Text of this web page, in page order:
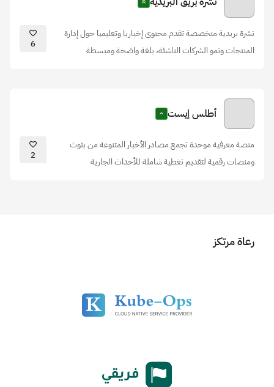
نشرة بريدية متخصصة تقدم محتوى إخباريا وتعليميا حول إدارة
المنتجات ونمو الشركات الناشئة، بلغة واضحة ومبسطة
6
أطلس إيست
منصة معرفية موحدة تجمع مصادر الأخبار المتنوعة من بثوث
ومنصات رقمية لتقديم تغطية شاملة للأحداث الجارية
2
رعاة مرتكز